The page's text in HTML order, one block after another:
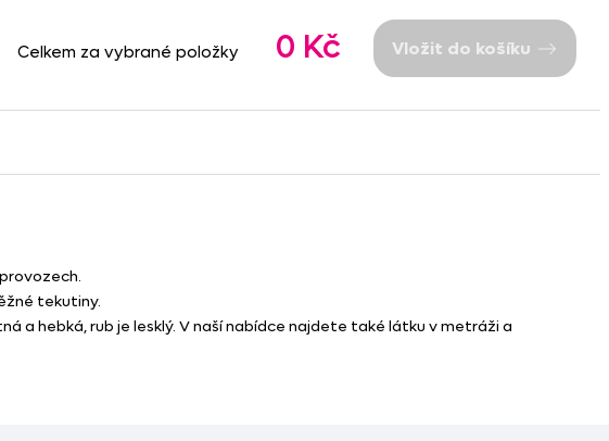
Celkem za vybrané položky 0 Kč Vložit do košíku
tekutiny.
a hebká, rub je lesklý. V naší nabídce najdete také látku v metráži a